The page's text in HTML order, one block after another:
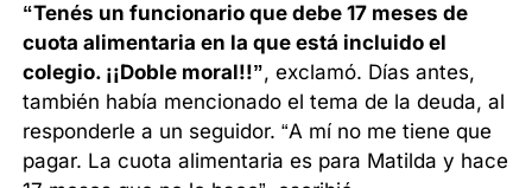
“Tenés un funcionario que debe 17 meses de
cuota alimentaria en la que está incluido el
colegio. ¡¡Doble moral!!”, exclamó. Días antes,
también había mencionado el tema de la deuda, al
responderle a un seguidor. “A mí no me tiene que
pagar. La cuota alimentaria es para Matilda y hace